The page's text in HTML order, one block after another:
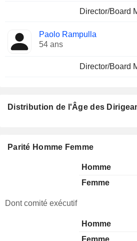
Director/Board
Paolo Rampulla
54 ans
Director/Board
Distribution de l'Âge des
Parité Homme Femme
Homme
Femme
Dont comité exécutif
Homme
Femme